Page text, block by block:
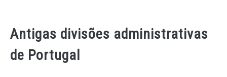
Antigas divisões administrativas
de Portugal